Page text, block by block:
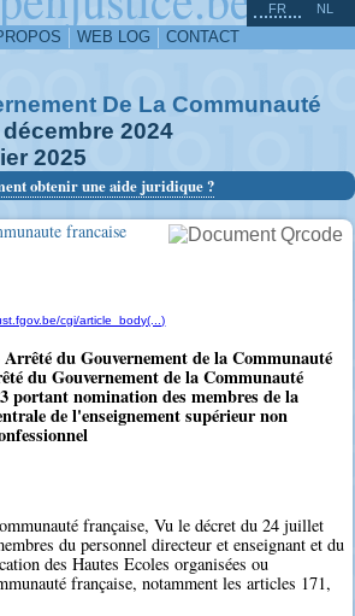
WEB LOG CONTACT
FR NL
De La Communauté
décembre 2024
2025
obtenir une aide juridique ?
francaise
cgi/article_body(...)
du Gouvernement de la Communauté
du Gouvernement de la Communauté
portant nomination des membres de la
de l'enseignement supérieur non
française, Vu le décret du 24 juillet
du personnel directeur et enseignant et du
des Hautes Ecoles organisées ou
française, notamment les articles 171,
^